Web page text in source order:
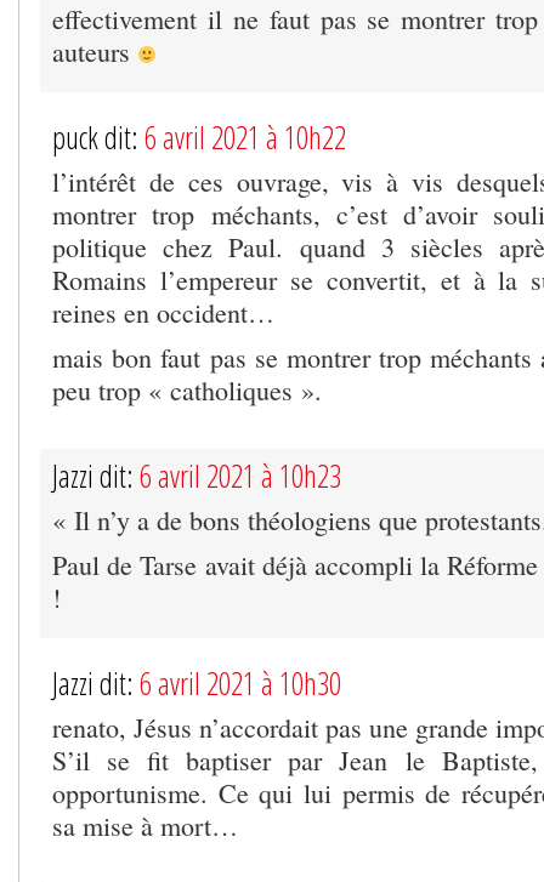
effectivement il ne faut pas se montrer trop
auteurs
puck dit: 6 avril 2021 à 10h22
l’intérêt de ces ouvrage, vis à vis
montrer trop méchants, c’est d’avoir
politique chez Paul. quand 3 siècles
Romains l’empereur se convertit, et à la
reines en occident…
mais bon faut pas se montrer trop méchants
peu trop « catholiques ».
Jazzi dit: 6 avril 2021 à 10h23
« Il n’y a de bons théologiens que
Paul de Tarse avait déjà accompli la
!
Jazzi dit: 6 avril 2021 à 10h30
renato, Jésus n’accordait pas une grande
S’il se fit baptiser par Jean le
opportunisme. Ce qui lui permis de
sa mise à mort…